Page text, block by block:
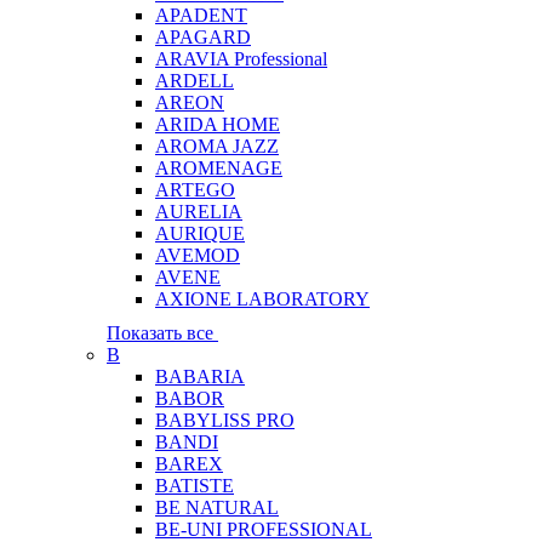
APADENT
APAGARD
ARAVIA Professional
ARDELL
AREON
ARIDA HOME
AROMA JAZZ
AROMENAGE
ARTEGO
AURELIA
AURIQUE
AVEMOD
AVENE
AXIONE LABORATORY
Показать все
B
BABARIA
BABOR
BABYLISS PRO
BANDI
BAREX
BATISTE
BE NATURAL
BE-UNI PROFESSIONAL